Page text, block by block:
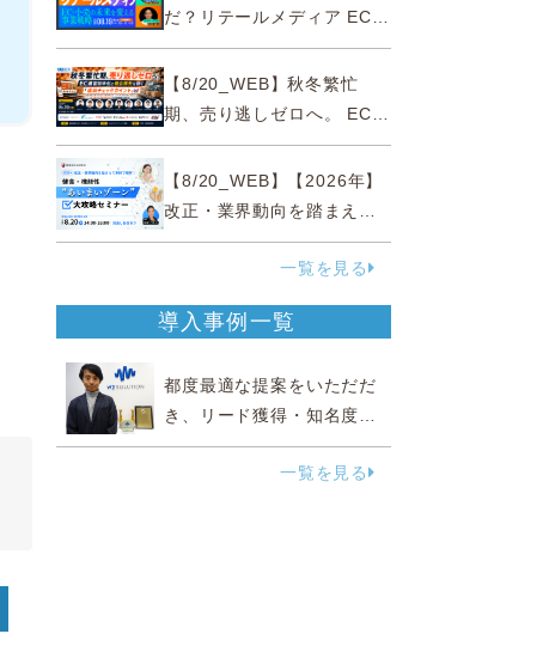
だ？リテールメディア EC・
小売の未来を変える事業戦
略【8/20_WEB】秋冬繁忙
期、売り逃しゼロへ。 EC運
営効率化と機会損失を防ぐ
『直前チェックポイント』
【8/20_WEB】【2026年】
改正・業界動向を踏まえて
事例で理解 健食・機能
性“あいまいゾーン”大攻略セ
一覧を見る
導入事例一覧
都度最適な提案をいただだ
き、リード獲得・知名度向
上に効果実感
一覧を見る